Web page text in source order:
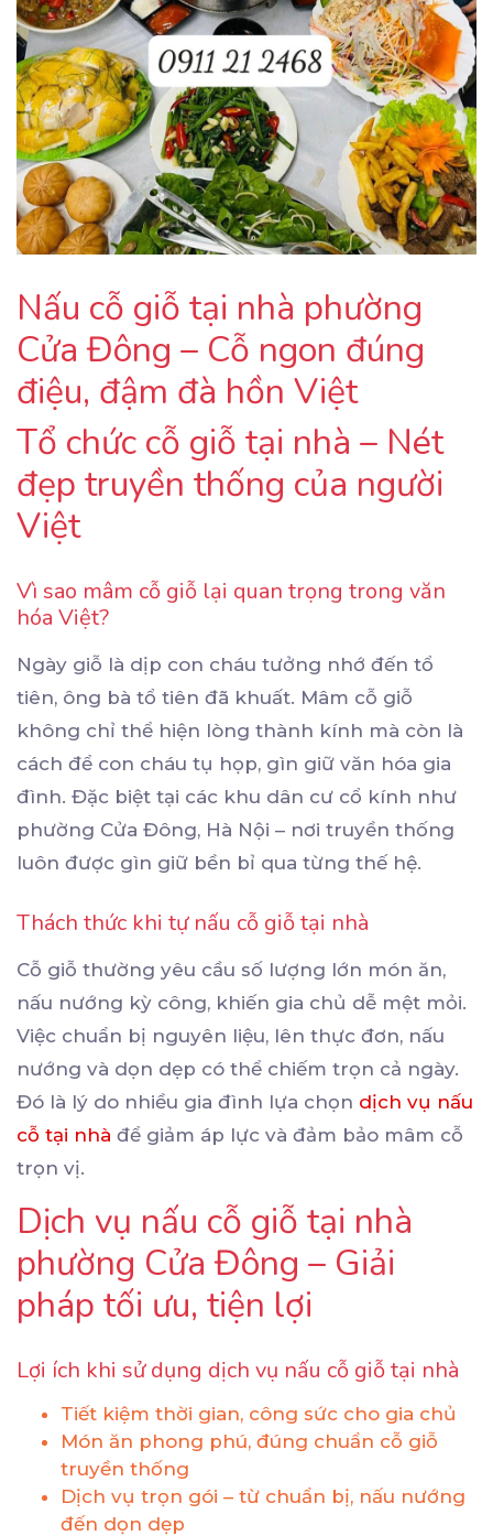
Nấu cỗ giỗ tại nhà phường
Cửa Đông – Cỗ ngon đúng
điệu, đậm đà hồn Việt
Tổ chức cỗ giỗ tại nhà – Nét
đẹp truyền thống của người
Việt
Vì sao mâm cỗ giỗ lại quan trọng trong văn
hóa Việt?
Ngày giỗ là dịp con cháu tưởng nhớ đến tổ
tiên, ông bà tổ tiên đã khuất. Mâm cỗ giỗ
không chỉ thể hiện lòng thành kính mà còn là
cách để con cháu tụ họp, gìn giữ văn hóa gia
đình. Đặc biệt tại các khu dân cư cổ kính như
phường Cửa Đông, Hà Nội – nơi truyền thống
luôn được gìn giữ bền bỉ qua từng thế hệ.
Thách thức khi tự nấu cỗ giỗ tại nhà
Cỗ giỗ thường yêu cầu số lượng lớn món ăn,
nấu nướng kỳ công, khiến gia chủ dễ mệt mỏi.
Việc chuẩn bị nguyên liệu, lên thực đơn, nấu
nướng và dọn dẹp có thể chiếm trọn cả ngày.
Đó là lý do nhiều gia đình lựa chọn dịch vụ nấu
cỗ tại nhà để giảm áp lực và đảm bảo mâm cỗ
trọn vị.
Dịch vụ nấu cỗ giỗ tại nhà
phường Cửa Đông – Giải
pháp tối ưu, tiện lợi
Lợi ích khi sử dụng dịch vụ nấu cỗ giỗ tại nhà
Tiết kiệm thời gian, công sức cho gia chủ
Món ăn phong phú, đúng chuẩn cỗ giỗ
truyền thống
Dịch vụ trọn gói – từ chuẩn bị, nấu nướng
đến dọn dẹp